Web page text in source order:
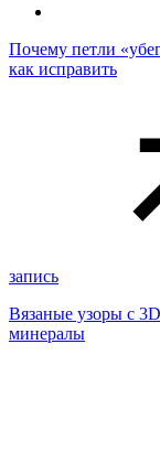
Почему петли
как исправить
запись
Вязаные узоры с
минералы